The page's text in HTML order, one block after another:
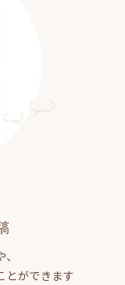
とができます